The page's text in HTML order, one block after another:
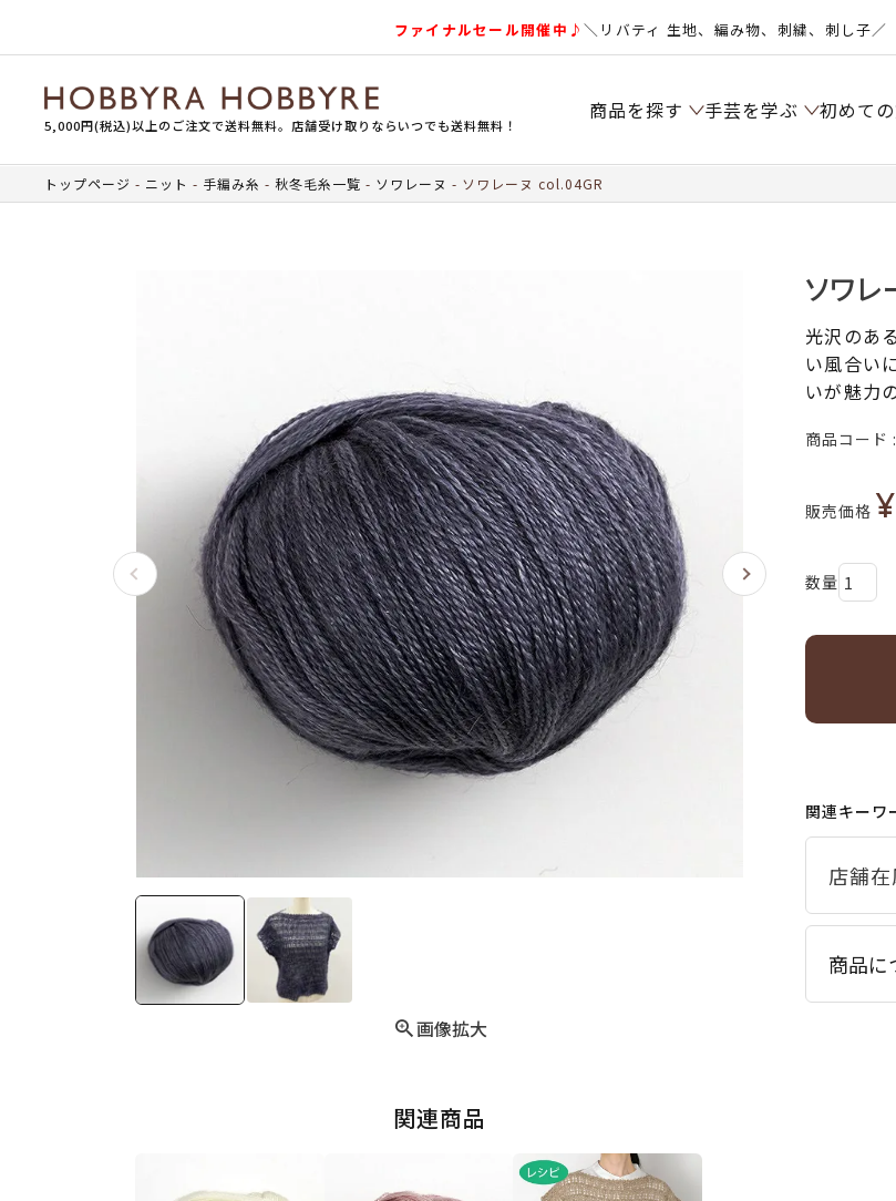
ファイナルセール開催中♪＼リバティ 生地、編み物、刺繍、刺し子／
5,000円(税込)以上のご注文で送料無料。店舗受け取りならいつでも送料無料！
商品を探す 手芸を学ぶ 初めて
トップページ ニット 手編み糸 秋冬毛糸一覧 ソワレーヌ ソワレーヌ col.04GR
画像拡大
関連商品
ソワ
光沢のあ
い風合い
いが魅力
商品コード
販売価格 ¥
関連キーワ
商品に